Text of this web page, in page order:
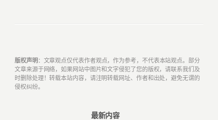
版权声明 ：文章观点仅代表作者观点，作为参考，不代表本站观点。部分
文章来源于网络，如果网站中图片和文字侵犯了您的版权，请联系我们及
时删除处理！转载本站内容，请注明转载网址、作者和出处，避免无谓的
侵权纠纷。
最新内容